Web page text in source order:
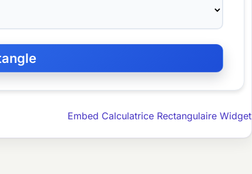
Embed Calculatrice Rectangulaire Widget